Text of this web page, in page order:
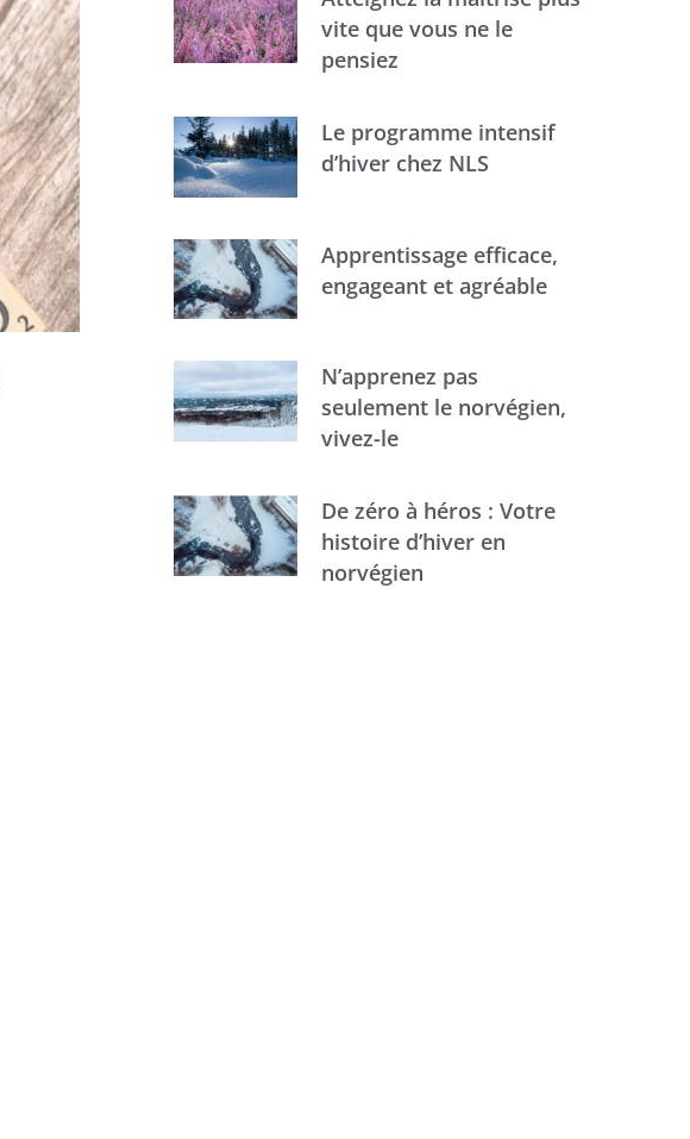
vite que vous ne le
pensiez
Le programme intensif
d’hiver chez NLS
Apprentissage efficace,
engageant et agréable
N’apprenez pas
seulement le norvégien,
vivez-le
De zéro à héros : Votre
histoire d’hiver en
norvégien